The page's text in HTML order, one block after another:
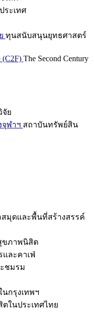
ระเทศ
ทุนสนับสนุนยุทธศาสตร์
(C2F) The Second Century
จัย
ฬาฯ สถาบันทรัพย์สิน
มุดและพื้นที่สร้างสรรค์
ขภาพนิสิต
และคาเฟ่
ชมรม
กรุงเทพฯ
ในประเทศไทย